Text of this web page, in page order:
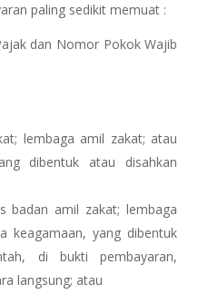
paling sedikit memuat :
dan Nomor Pokok Wajib
lembaga amil zakat; atau
dibentuk atau disahkan
badan amil zakat; lembaga
keagamaan, yang dibentuk
di bukti pembayaran,
langsung; atau